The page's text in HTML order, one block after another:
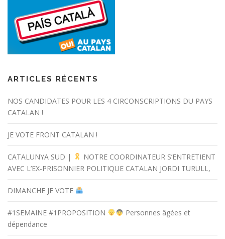
ARTICLES RÉCENTS
NOS CANDIDATES POUR LES 4 CIRCONSCRIPTIONS DU PAYS
CATALAN !
JE VOTE FRONT CATALAN !
CATALUNYA SUD |
NOTRE COORDINATEUR S’ENTRETIENT
AVEC L’EX-PRISONNIER POLITIQUE CATALAN JORDI TURULL,
DIMANCHE JE VOTE
#1SEMAINE #1PROPOSITION
Personnes âgées et
dépendance